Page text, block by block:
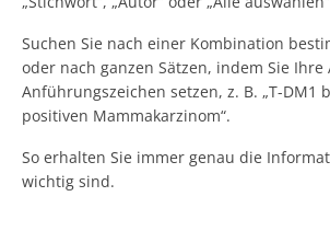
Suchen Sie nach einer Kombination
oder nach ganzen Sätzen, indem Sie Ihre
Anführungszeichen setzen, z. B. „T-DM1
positiven Mammakarzinom“.
So erhalten Sie immer genau die
wichtig sind.